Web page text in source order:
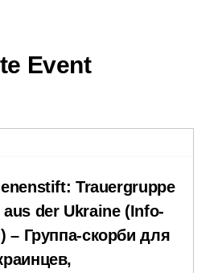
Event
Trauergruppe
der Ukraine (Info-
– Группа-скорби для